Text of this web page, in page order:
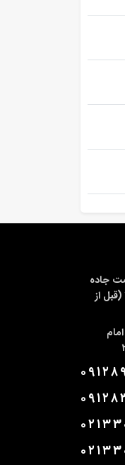
جاده
ملارد، فردیس، منطقه دو، خیابان احترامی، پلاک 41 (قبل از